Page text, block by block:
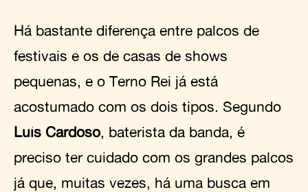
Há bastante diferença entre palcos de
festivais e os de casas de shows
pequenas, e o Terno Rei já está
acostumado com os dois tipos. Segundo
Luís Cardoso, baterista da banda, é
preciso ter cuidado com os grandes palcos
já que, muitas vezes, há uma busca em